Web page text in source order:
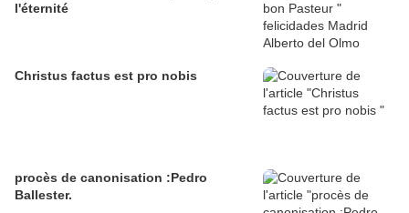
l'éternité
Christus factus est pro nobis
procès de canonisation :Pedro
Ballester.